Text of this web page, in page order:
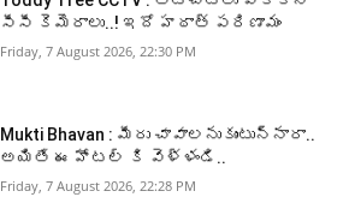
సీసీ కెమెరాలు..! ఇదో హఠాత్ పరిణామం
Friday, 7 August 2026, 22:30 PM
Mukti Bhavan : మీరు చావాలనుకుంటున్నారా..
అయితే ఈ హోటల్ కి వెళ్ళండి..
Friday, 7 August 2026, 22:28 PM